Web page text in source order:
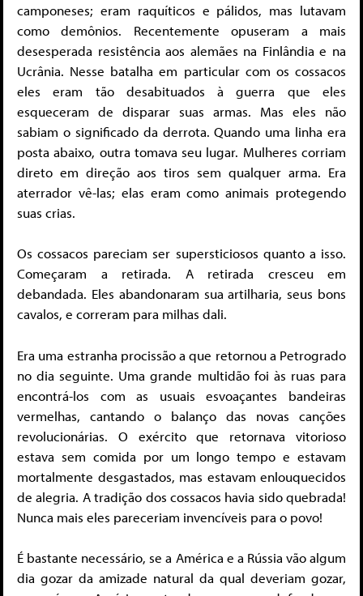
camponeses; eram raquíticos e pálidos, mas lutavam
como demônios. Recentemente opuseram a mais
desesperada resistência aos alemães na Finlândia e na
Ucrânia. Nesse batalha em particular com os cossacos
eles eram tão desabituados à guerra que eles
esqueceram de disparar suas armas. Mas eles não
sabiam o significado da derrota. Quando uma linha era
posta abaixo, outra tomava seu lugar. Mulheres corriam
direto em direção aos tiros sem qualquer arma. Era
aterrador vê-las; elas eram como animais protegendo
suas crias.
Os cossacos pareciam ser supersticiosos quanto a isso.
Começaram a retirada. A retirada cresceu em
debandada. Eles abandonaram sua artilharia, seus bons
cavalos, e correram para milhas dali.
Era uma estranha procissão a que retornou a Petrogrado
no dia seguinte. Uma grande multidão foi às ruas para
encontrá-los com as usuais esvoaçantes bandeiras
vermelhas, cantando o balanço das novas canções
revolucionárias. O exército que retornava vitorioso
estava sem comida por um longo tempo e estavam
mortalmente desgastados, mas estavam enlouquecidos
de alegria. A tradição dos cossacos havia sido quebrada!
Nunca mais eles pareceriam invencíveis para o povo!
É bastante necessário, se a América e a Rússia vão algum
dia gozar da amizade natural da qual deveriam gozar,